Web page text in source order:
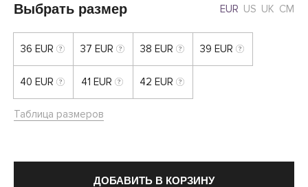
Выбрать размер EUR US UK CM
36 EUR 37 EUR 38 EUR 39 EUR
40 EUR 41 EUR 42 EUR
Таблица размеров
ДОБАВИТЬ В КОРЗИНУ